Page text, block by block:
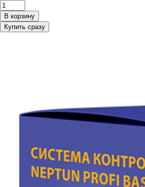
В корзину
Купить сразу